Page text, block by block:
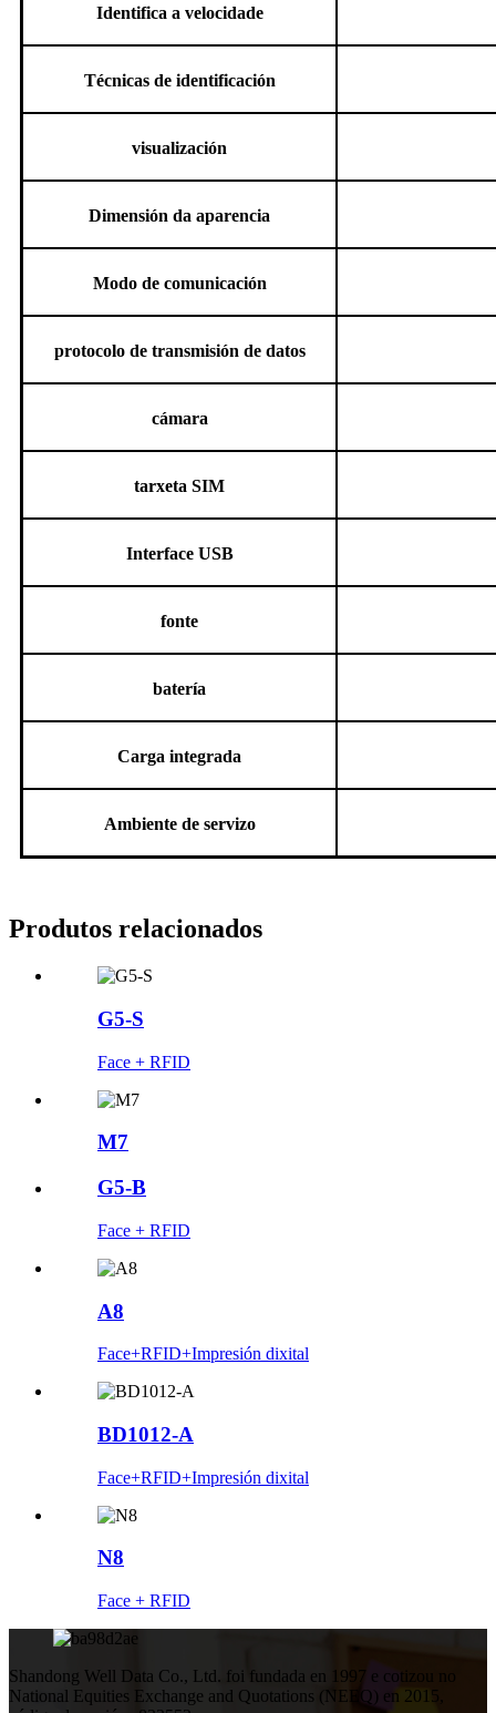
Identifica a velocidade
Técnicas de identificación
visualización
Dimensión da aparencia
Modo de comunicación
protocolo de transmisión de datos
cámara
tarxeta SIM
Interface USB
fonte
batería
Carga integrada
Ambiente de servizo
Produtos relacionados
G5-S
Face + RFID
M7
G5-B
Face + RFID
A8
Face+RFID+Impresión dixital
BD1012-A
Face+RFID+Impresión dixital
N8
Face + RFID
Shandong Well Data Co., Ltd. foi fundada en 1997 e cotizou no
National Equities Exchange and Quotations (NEEQ) en 2015,